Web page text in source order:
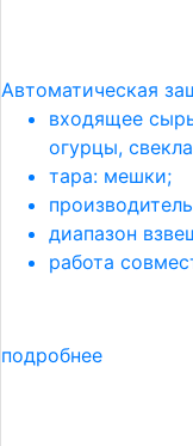
Автоматическая
входящее
огурцы,
тара: мешки;
диапазон
работа
подробнее